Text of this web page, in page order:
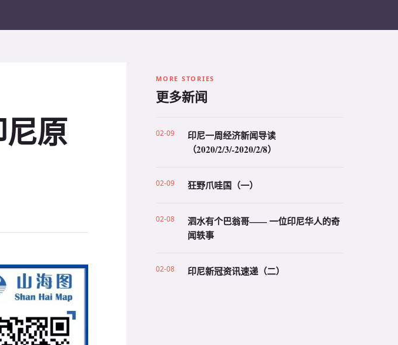
原
MORE STORIES
更多新闻
02-09
印尼一周经济新闻导读
（2020/2/3/-2020/2/8）
02-09 狂野爪哇国（一）
02-08
泗水有个巴翁哥—— 一位印尼华人的奇
闻轶事
02-08 印尼新冠资讯速递（二）